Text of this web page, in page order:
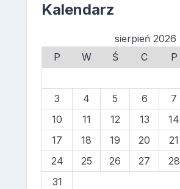
Kalendarz
sierpień 2026
P
W Ś C P
3
4 5 6 7
10
11 12 13 14
17
18 19 20 21
24
25 26 27 28
31